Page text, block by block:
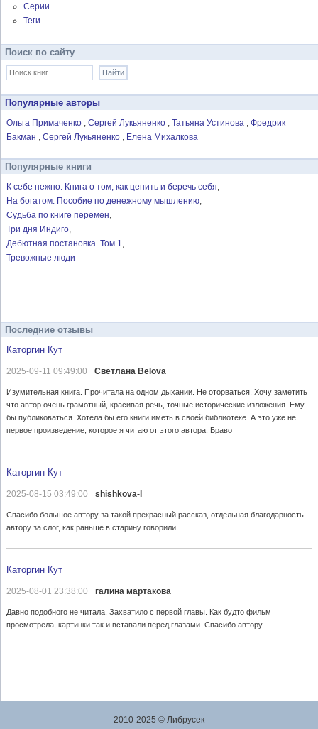
Серии
Теги
Поиск по сайту
Популярные авторы
Ольга Примаченко Сергей Лукьяненко Татьяна Устинова
Фредрик
Бакман
Сергей Лукьяненко Елена Михалкова
Популярные книги
К себе нежно. Книга о том, как ценить и беречь себя
На богатом. Пособие по денежному мышлению
Судьба по книге перемен
Три дня Индиго
Дебютная постановка. Том 1
Тревожные люди
Последние отзывы
Каторгин Кут
2025-09-11 09:49:00 Светлана Belova
Изумительная книга. Прочитала на одном дыхании. Не оторваться. Хочу заметить
что автор очень грамотный, красивая речь, точные исторические изложения. Ему
бы публиковаться. Хотела бы его книги иметь в своей библиотеке. А это уже не
первое произведение, которое я читаю от этого автора. Браво
Каторгин Кут
2025-08-15 03:49:00 shishkova-l
Спасибо большое автору за такой прекрасный рассказ, отдельная благодарность
автору за слог, как раньше в старину говорили.
Каторгин Кут
2025-08-01 23:38:00 галина мартакова
Давно подобного не читала. Захватило с первой главы. Как будто фильм
просмотрела, картинки так и вставали перед глазами. Спасибо автору.
2010-2025 © Либрусек